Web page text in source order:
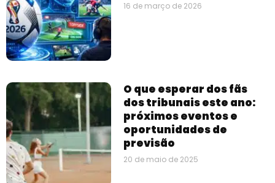
16 de março de 2026
O que esperar dos fãs
dos tribunais este ano:
próximos eventos e
oportunidades de
previsão
20 de maio de 2025